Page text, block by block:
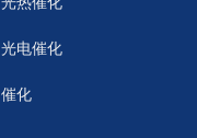
光电催化
催化